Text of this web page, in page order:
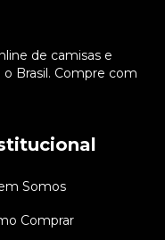
de camisas e
Brasil. Compre com
Somos
Comprar